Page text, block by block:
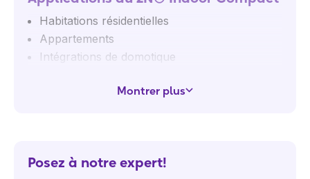
Habitations résidentielles
Appartements
Intégrations de domotique
Caractéristiques et avantages
l'ouverture des portes, l'affichage des appels
manqués et le passage au mode silencieux.
Montrer plus
Posez à notre expert!